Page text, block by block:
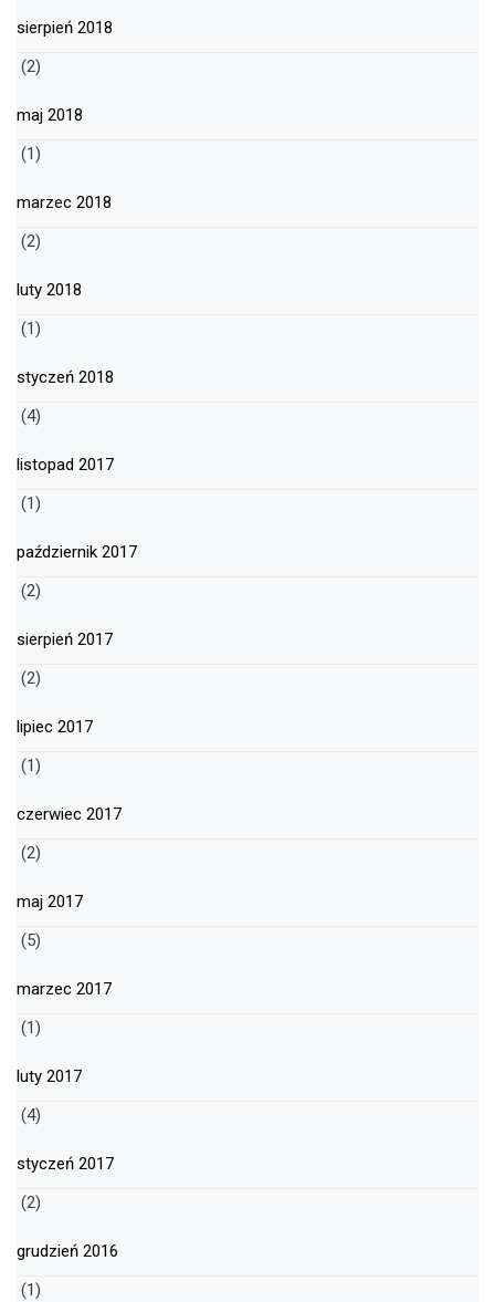
sierpień 2018
(2)
maj 2018
(1)
marzec 2018
(2)
luty 2018
(1)
styczeń 2018
(4)
listopad 2017
(1)
październik 2017
(2)
sierpień 2017
(2)
lipiec 2017
(1)
czerwiec 2017
(2)
maj 2017
(5)
marzec 2017
(1)
luty 2017
(4)
styczeń 2017
(2)
grudzień 2016
(1)